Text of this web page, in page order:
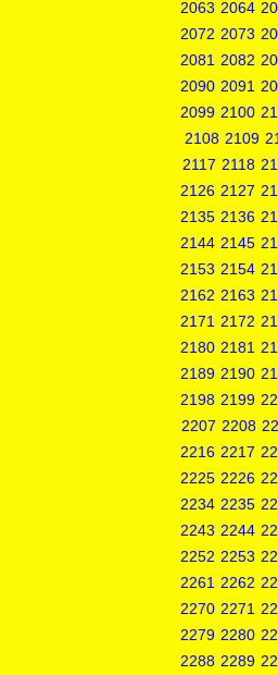
2063 2064
2072 2073
2081 2082
2090 2091
2099 2100
2108 2109
2117 2118
2126 2127
2135 2136
2144 2145
2153 2154
2162 2163
2171 2172
2180 2181
2189 2190
2198 2199
2207 2208
2216 2217
2225 2226
2234 2235
2243 2244
2252 2253
2261 2262
2270 2271
2279 2280
2288 2289